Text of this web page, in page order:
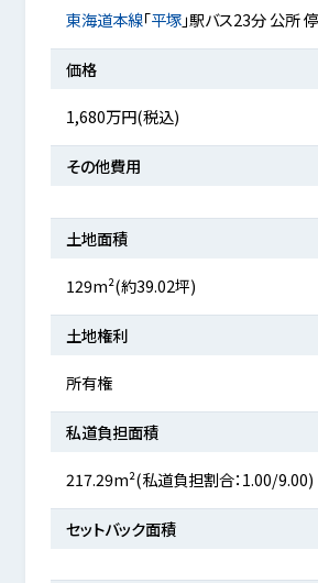
東海道本線「平塚」駅バス23分 公所
価格
1,680万円(税込)
その他費用
土地面積
129m²(約39.02坪)
土地権利
所有権
私道負担面積
217.29m²(私道負担割合：1.00/9.00)
セットバック面積